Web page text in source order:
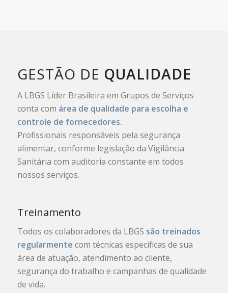
GESTÃO DE QUALIDADE
A LBGS Líder Brasileira em Grupos de Serviços
conta com área de qualidade para escolha e
controle de fornecedores.
Profissionais responsáveis pela segurança
alimentar, conforme legislação da Vigilância
Sanitária com auditoria constante em todos
nossos serviços.
Treinamento
Todos os colaboradores da LBGS são treinados
regularmente com técnicas específicas de sua
área de atuação, atendimento ao cliente,
segurança do trabalho e campanhas de qualidade
de vida.